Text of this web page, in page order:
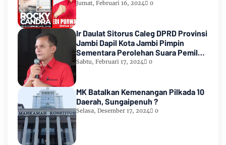
Count KPU RI
Jumat, Februari 16, 2024 0
Ir Daulat Sitorus Caleg DPRD Provinsi
Jambi Dapil Kota Jambi Pimpin
Sementara Perolehan Suara Pemilu
2024
Sabtu, Februari 17, 2024 0
MK Batalkan Kemenangan Pilkada 10
Daerah, Sungaipenuh ?
Selasa, Desember 17, 2024 0